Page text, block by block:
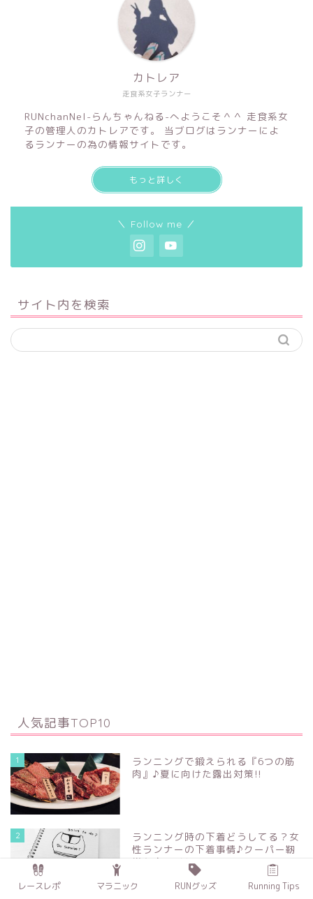
走食系女子ランナー
カトレア
RUNchanNel-らんちゃんねる-へようこそ＾＾ 走食系女
子の管理人のカトレアです。 当ブログはランナーによ
るランナーの為の情報サイトです。
もっと詳しく
＼ Follow me ／
サイト内を検索
人気記事TOP10
1
ランニングで鍛えられる『6つの筋
肉』♪夏に向けた露出対策!!
2
ランニング時の下着どうしてる？女
性ランナーの下着事情♪クーパー靭
帯を守るべし！
レースレポ マラニック RUNグッズ Running Tips